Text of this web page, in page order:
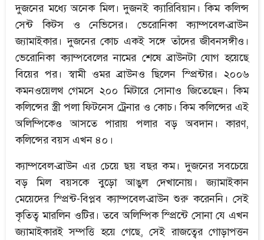
দুজনের মধ্যে অনেক মিল। দুজনই ক্যারিবিয়ান। কিম কলিন্স
সেন্ট কিটস ও নেভিসের। ভেরোনিকা ক্যাম্পবেল-ব্রাউন
জ্যামাইকার। দুজনের কোচ একই সঙ্গে তাঁদের জীবনসঙ্গীও।
ভেরোনিকা ক্যাম্পবেলের নামের শেষে ব্রাউনটা যোগ হয়েছে
বিয়ের পর। স্বামী ওমর ব্রাউনও ছিলেন স্প্রিন্টার। ২০০৬
কমনওয়েলথ গেমসে ২০০ মিটারে সোনাও জিতেছেন। কিম
কলিন্সের স্ত্রী পলা ফিটনেস ট্রেনার ও কোচ। কিম কলিন্সের এই
অলিম্পিকেও আসতে পারায় পলার বড় অবদান। কারণ,
কলিন্সের বয়স এখন ৪০।
ক্যাম্পবেল-ব্রাউন এর চেয়ে ছয় বছর কম। দুজনের সবচেয়ে
বড় মিল বয়সকে বুড়ো আঙুল দেখানোয়। জ্যামাইকান
মেয়েদের স্প্রিন্ট-বিপ্লব ক্যাম্পবেল-ব্রাউন শুরু করেননি। সেই
কৃতিত্ব মারলিন ওটির। তবে অলিম্পিক স্প্রিন্টে সোনা যে এখন
জ্যামাইকারই সম্পত্তি হয়ে গেছে, সেই রাজত্বের গোড়াপত্তন